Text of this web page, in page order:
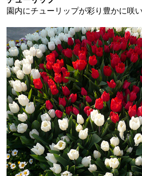
園内にチューリップが彩り豊かに咲